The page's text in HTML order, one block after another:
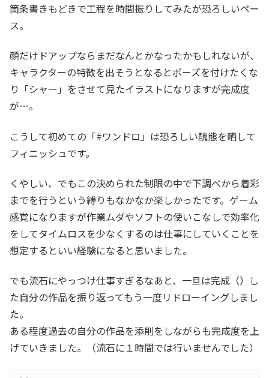
箇条書きもどきで工程を時間振りしてみたが恐ろしいペー
ス。
顔だけドアップならまだなんとかなったかもしれないが、
キャラクターの特徴を出そうとなるとポーズを付けたくな
り「シャー」をさせて見たイラストになりますが完成度
が…。
こうして初めての「#ワンドロ」は恐ろしい醜態を晒して
フィニッシュです。
くやしい、でもこの決められた制限の中で下調べから着彩
までを行うという縛りもなかなか楽しかったです。ゲーム
感覚になりますが作業ムダやソフトの使いこなしで効率化
をしてタイムロスを少なくするのは仕事にしていくことを
想定するといい経験になると思いました。
でも流石にやっつけ仕事すぎるなあと、一旦は完成（）し
た自分の作品を振り返ってもう一度リドローイングしまし
た。
ある程度過去の自分の作品を添削をしながらも完成度を上
げていきました。（流石に１時間では行いませんでした）